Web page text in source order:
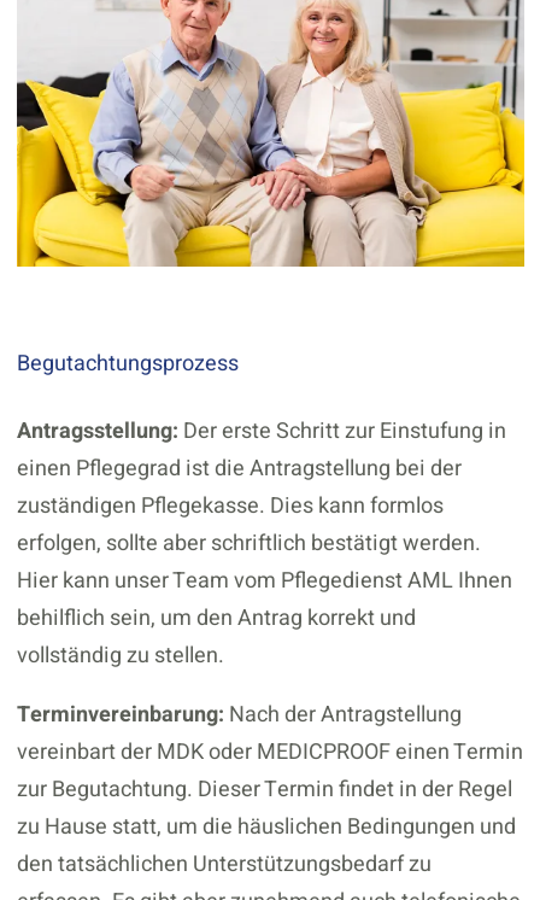
Begutachtungsprozess
Antragsstellung: Der erste Schritt zur Einstufung in
einen Pflegegrad ist die Antragstellung bei der
zuständigen Pflegekasse. Dies kann formlos
erfolgen, sollte aber schriftlich bestätigt werden.
Hier kann unser Team vom Pflegedienst AML Ihnen
behilflich sein, um den Antrag korrekt und
vollständig zu stellen.
Terminvereinbarung: Nach der Antragstellung
vereinbart der MDK oder MEDICPROOF einen Termin
zur Begutachtung. Dieser Termin findet in der Regel
zu Hause statt, um die häuslichen Bedingungen und
den tatsächlichen Unterstützungsbedarf zu